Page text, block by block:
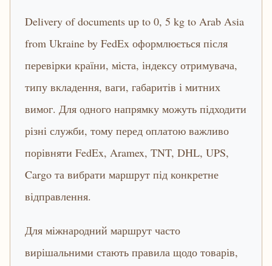
Delivery of documents up to 0, 5 kg to Arab Asia
from Ukraine by FedEx оформлюється після
перевірки країни, міста, індексу отримувача,
типу вкладення, ваги, габаритів і митних
вимог. Для одного напрямку можуть підходити
різні служби, тому перед оплатою важливо
порівняти FedEx, Aramex, TNT, DHL, UPS,
Cargo та вибрати маршрут під конкретне
відправлення.
Для міжнародний маршрут часто
вирішальними стають правила щодо товарів,